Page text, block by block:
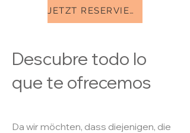
JETZT RESERVIEREN
Descubre todo lo
que te ofrecemos
Da wir möchten, dass diejenigen, die